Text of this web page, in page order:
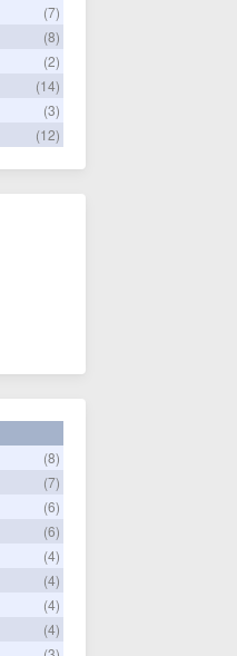
(7)
(8)
(2)
(14)
(3)
(12)
(8)
(7)
(6)
(6)
(4)
(4)
(4)
(4)